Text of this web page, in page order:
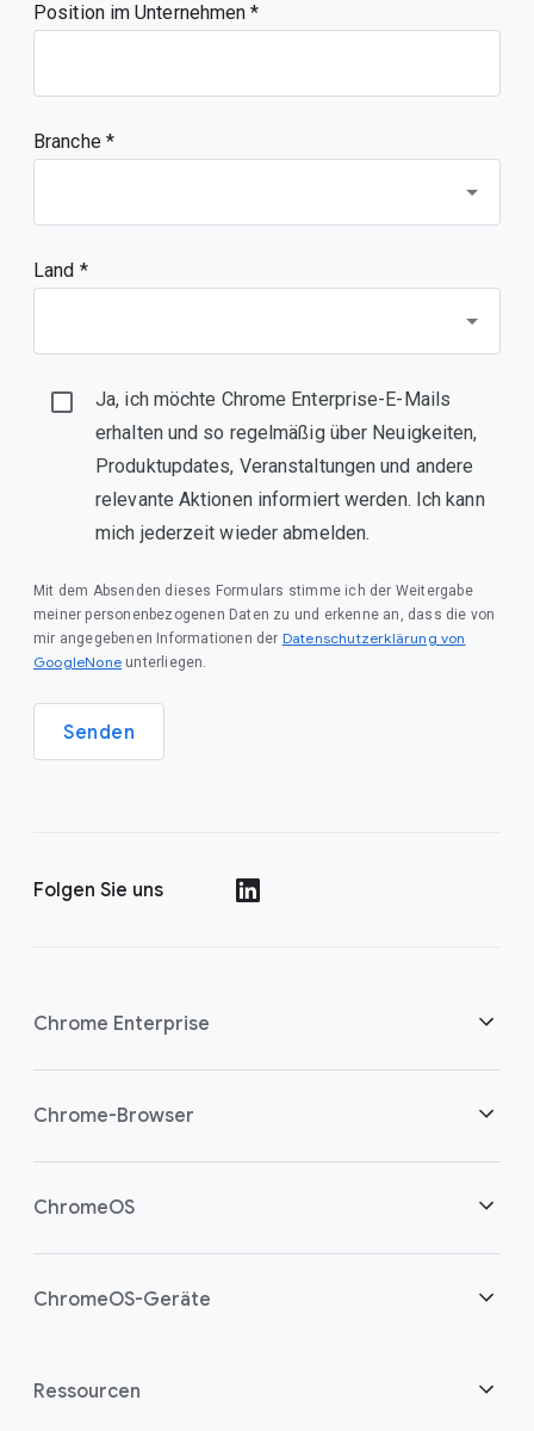
Position im Unternehmen
Branche *
Land *
Ja, ich möchte Chrome Enterprise-E-Mails
erhalten und so regelmäßig über Neuigkeiten,
Produktupdates, Veranstaltungen und andere
relevante Aktionen informiert werden. Ich kann
mich jederzeit wieder abmelden.
Mit dem Absenden dieses Formulars stimme ich der Weitergabe
meiner personenbezogenen Daten zu und erkenne an, dass die von
mir angegebenen Informationen der Datenschutzerklärung von
GoogleNone unterliegen.
Senden
Folgen Sie uns
Chrome Enterprise
Sicherheit
Chrome-Browser
Übersicht
ChromeOS
Übersicht
ChromeOS-Geräte
Übersicht
Ressourcen